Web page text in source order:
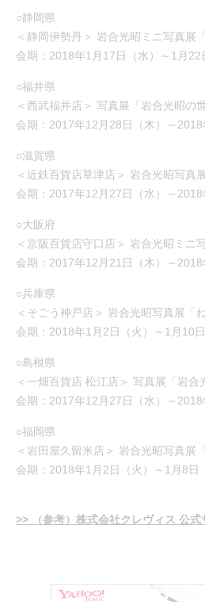
○静岡県
＜静岡伊勢丹＞ 岩合光昭ミニ写真展
会期：2018年1月17日（水）～1月22
○福井県
＜西武福井店＞ 写真展「岩合光昭の
会期：2017年12月28日（木）～2018
○滋賀県
＜近鉄百貨店草津店＞ 岩合光昭写真
会期：2017年12月27日（水）～2018
○大阪府
＜京阪百貨店守口店＞ 岩合光昭ミニ
会期：2017年12月21日（木）～2018
○兵庫県
＜そごう神戸店＞ 岩合光昭写真展「
会期：2018年1月2日（火）～1月10日
○島根県
＜一畑百貨店 松江店＞ 写真展「岩合
会期：2017年12月27日（水）～2018
○福岡県
＜岩田屋久留米店＞ 岩合光昭写真展「
会期：2018年1月2日（火）～1月8日
>> （参考）株式会社クレヴィス 公式